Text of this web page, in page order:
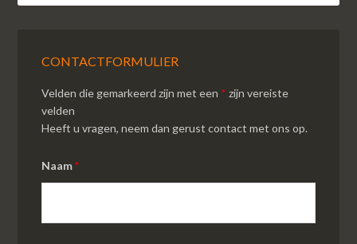
CONTACTFORMULIER
Velden die gemarkeerd zijn met een * zijn vereiste
velden
Heeft u vragen, neem dan gerust contact met ons op.
Naam*